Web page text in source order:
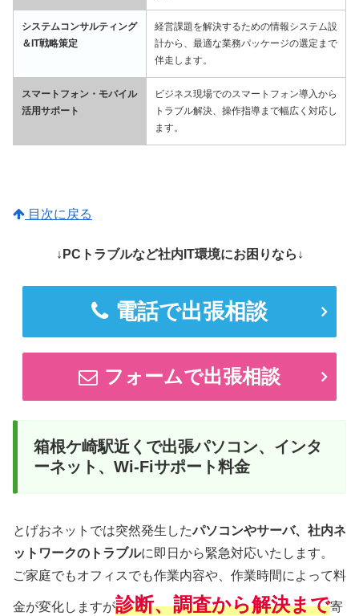
システムコンサルティング
＆IT戦略策定
経営課題を解決するための情報システム設
計から、最適な業務パッケージの選定まで
伴走します。
スマートフォン・モバイル
活用サポート
ビジネス現場でのスマートフォン導入から
トラブル解決、操作指導まで幅広く対応し
ます。
目次に戻る
↓PCトラブルなど社内IT環境にお困りなら↓
電話で出張相談
フォームで出張相談
箱根ケ崎駅近くで出張パソコン、インタ
ーネット、Wi-Fiサポート料金
とげおネットでは突然発生したパソコンやサーバ、社内ネ
ットワークのトラブルに即日から緊急対応いたします。
ご家庭でもオフィスでも作業内容や、作業時間によって料
金が変化しますが診断、調査から解決まで寄